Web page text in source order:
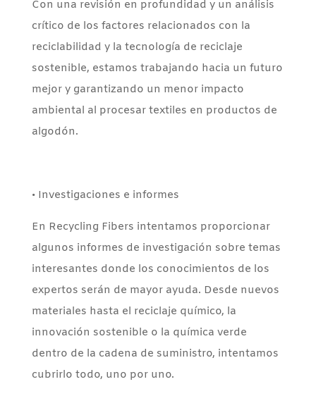
Con una revisión en profundidad y un análisis
crítico de los factores relacionados con la
reciclabilidad y la tecnología de reciclaje
sostenible, estamos trabajando hacia un futuro
mejor y garantizando un menor impacto
ambiental al procesar textiles en productos de
algodón.
• Investigaciones e informes
En Recycling Fibers intentamos proporcionar
algunos informes de investigación sobre temas
interesantes donde los conocimientos de los
expertos serán de mayor ayuda. Desde nuevos
materiales hasta el reciclaje químico, la
innovación sostenible o la química verde
dentro de la cadena de suministro, intentamos
cubrirlo todo, uno por uno.